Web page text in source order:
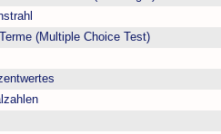
(Multiple Choice Test)